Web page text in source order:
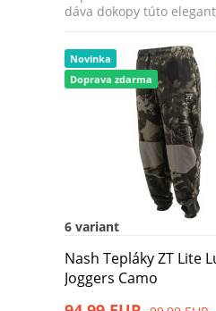
dáva dokopy túto
Novinka
Doprava zdarma
6 variant
Nash Tepláky ZT Lite
Joggers Camo